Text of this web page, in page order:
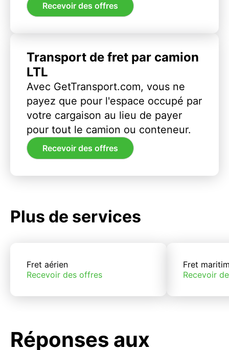
Recevoir des offres
Transport de fret par camion
LTL
Avec GetTransport.com, vous ne
payez que pour l'espace occupé par
votre cargaison au lieu de payer
pour tout le camion ou conteneur.
Recevoir des offres
Plus de services
Fret aérien
Recevoir des offres
Fret
Recevoir
Réponses aux